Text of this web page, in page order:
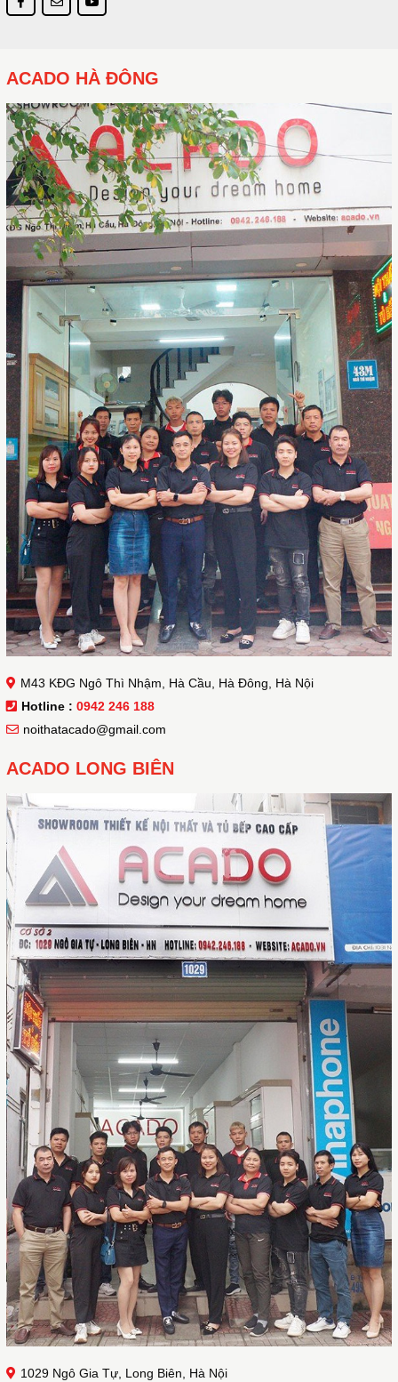
ACADO HÀ ĐÔNG
M43 KĐG Ngô Thì Nhậm, Hà Cầu, Hà Đông, Hà Nội
Hotline : 0942 246 188
noithatacado@gmail.com
ACADO LONG BIÊN
1029 Ngô Gia Tự, Long Biên, Hà Nội